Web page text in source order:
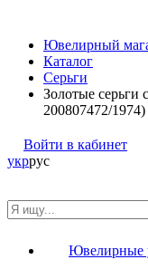
Ювелирный
Каталог
Серьги
Золотые серьги
200807472/1974)
Войти в кабинет
укррус
Ювелирные